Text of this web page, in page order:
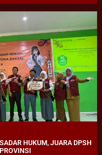
HUKUM, JUARA DPSH